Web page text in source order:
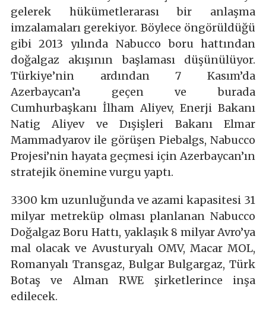
gelerek hükümetlerarası bir anlaşma
imzalamaları gerekiyor. Böylece öngörüldüğü
gibi 2013 yılında Nabucco boru hattından
doğalgaz akışının başlaması düşünülüyor.
Türkiye’nin ardından 7 Kasım’da
Azerbaycan’a geçen ve burada
Cumhurbaşkanı İlham Aliyev, Enerji Bakanı
Natig Aliyev ve Dışişleri Bakanı Elmar
Mammadyarov ile görüşen Piebalgs, Nabucco
Projesi’nin hayata geçmesi için Azerbaycan’ın
stratejik önemine vurgu yaptı.
3300 km uzunluğunda ve azami kapasitesi 31
milyar metreküp olması planlanan Nabucco
Doğalgaz Boru Hattı, yaklaşık 8 milyar Avro’ya
mal olacak ve Avusturyalı OMV, Macar MOL,
Romanyalı Transgaz, Bulgar Bulgargaz, Türk
Botaş ve Alman RWE şirketlerince inşa
edilecek.